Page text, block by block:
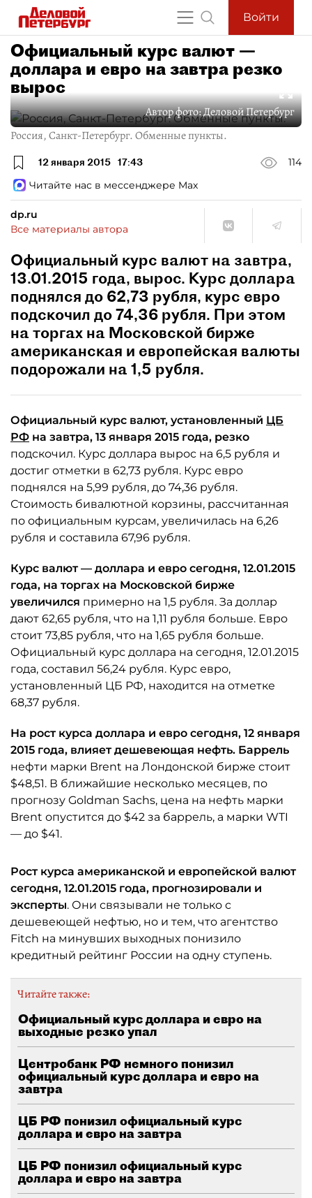
Войти
Официальный курс валют —
доллара и евро на завтра резко
вырос
Автор фото:Деловой Петербург
Россия, Санкт-Петербург. Обменные пункты.
12 января 2015 17:43
114
Читайте нас в мессенджере Max
dp.ru
Все материалы автора
Официальный курс валют на завтра,
13.01.2015 года, вырос. Курс доллара
поднялся до 62,73 рубля, курс евро
подскочил до 74,36 рубля. При этом
на торгах на Московской бирже
американская и европейская валюты
подорожали на 1,5 рубля.
Официальный курс валют, установленный ЦБ
РФ на завтра, 13 января 2015 года, резко
подскочил. Курс доллара вырос на 6,5 рубля и
достиг отметки в 62,73 рубля. Курс евро
поднялся на 5,99 рубля, до 74,36 рубля.
Стоимость бивалютной корзины, рассчитанная
по официальным курсам, увеличилась на 6,26
рубля и составила 67,96 рубля.
Курс валют — доллара и евро сегодня, 12.01.2015
года, на торгах на Московской бирже
увеличился примерно на 1,5 рубля. За доллар
дают 62,65 рубля, что на 1,11 рубля больше. Евро
стоит 73,85 рубля, что на 1,65 рубля больше.
Официальный курс доллара на сегодня, 12.01.2015
года, составил 56,24 рубля. Курс евро,
установленный ЦБ РФ, находится на отметке
68,37 рубля.
На рост курса доллара и евро сегодня, 12 января
2015 года, влияет дешевеющая нефть. Баррель
нефти марки Brent на Лондонской бирже стоит
$48,51. В ближайшие несколько месяцев, по
прогнозу Goldman Sachs, цена на нефть марки
Brent опустится до $42 за баррель, а марки WTI
— до $41.
Рост курса американской и европейской валют
сегодня, 12.01.2015 года, прогнозировали и
эксперты. Они связывали не только с
дешевеющей нефтью, но и тем, что агентство
Fitch на минувших выходных понизило
кредитный рейтинг России на одну ступень.
Читайте также:
Официальный курс доллара и евро на
выходные резко упал
Центробанк РФ немного понизил
официальный курс доллара и евро на
завтра
ЦБ РФ понизил официальный курс
доллара и евро на завтра
ЦБ РФ понизил официальный курс
доллара и евро на завтра